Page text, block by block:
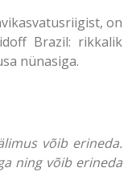
on
Brazil: rikkalik
nünasiga.
võib erineda.
ning võib erineda